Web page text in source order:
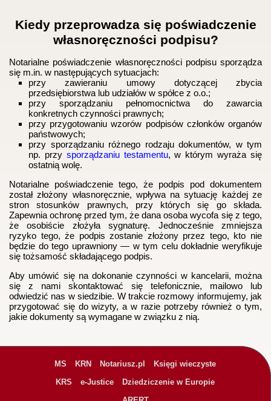
Kiedy przeprowadza się poświadczenie
własnoręczności podpisu?
Notarialne poświadczenie własnoręczności podpisu sporządza
się m.in. w następujących sytuacjach:
przy zawieraniu umowy dotyczącej zbycia
przedsiębiorstwa lub udziałów w spółce z o.o.;
przy sporządzaniu pełnomocnictwa do zawarcia
konkretnych czynności prawnych;
przy przygotowaniu wzorów podpisów członków organów
państwowych;
przy sporządzaniu różnego rodzaju dokumentów, w tym
np. przy sporządzaniu testamentu, w którym wyraża się
ostatnią wolę.
Notarialne poświadczenie tego, że podpis pod dokumentem
został złożony własnoręcznie, wpływa na sytuację każdej ze
stron stosunków prawnych, przy których się go składa.
Zapewnia ochronę przed tym, że dana osoba wycofa się z tego,
że osobiście złożyła sygnaturę. Jednocześnie zmniejsza
ryzyko tego, że podpis zostanie złożony przez tego, kto nie
będzie do tego uprawniony — w tym celu dokładnie weryfikuje
się tożsamość składającego podpis.
Aby umówić się na dokonanie czynności w kancelarii, można
się z nami skontaktować się telefonicznie, mailowo lub
odwiedzić nas w siedzibie. W trakcie rozmowy informujemy, jak
przygotować się do wizyty, a w razie potrzeby również o tym,
jakie dokumenty są wymagane w związku z nią.
MS KRN Notariusz.pl
Księgi wieczyste
KRS
e-Justice
Dziedziczenie w Europie